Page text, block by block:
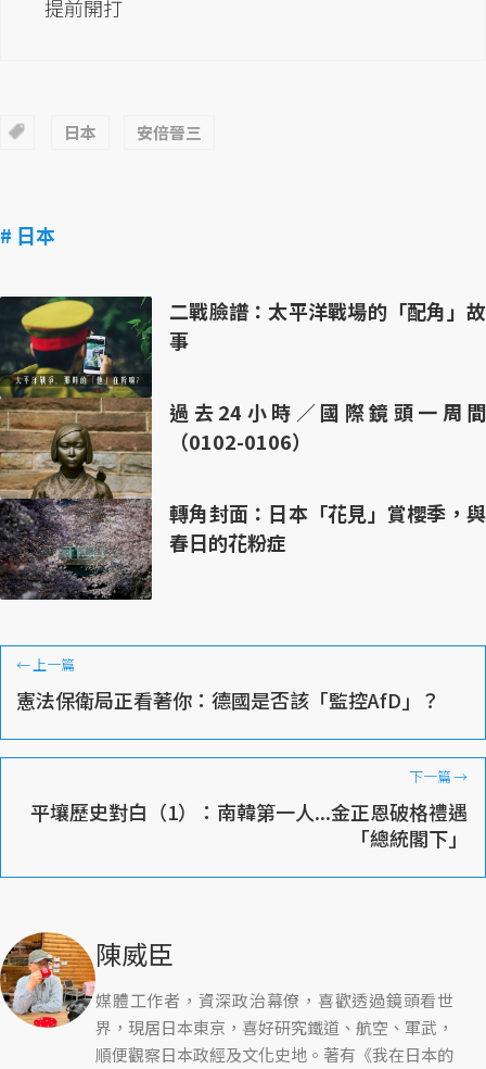
提前開打
日本 安倍晉三
# 日本
二戰臉譜：太平洋戰場的「配角」故
事
過去24小時／國際鏡頭一周間
（0102-0106）
轉角封面：日本「花見」賞櫻季，與
春日的花粉症
←上一篇
憲法保衛局正看著你：德國是否該「監控AfD」？
下一篇→
平壤歷史對白（1）：南韓第一人...金正恩破格禮遇
「總統閣下」
陳威臣
媒體工作者，資深政治幕僚，喜歡透過鏡頭看世
界，現居日本東京，喜好研究鐵道、航空、軍武，
順便觀察日本政經及文化史地。著有《我在日本的